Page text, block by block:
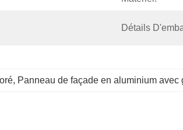
Détails
, Panneau de façade en aluminium avec